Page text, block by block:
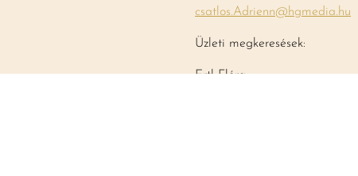
csatlos.Adrienn@hgmedia.hu
Üzleti megkeresések:
Ertl Flóra